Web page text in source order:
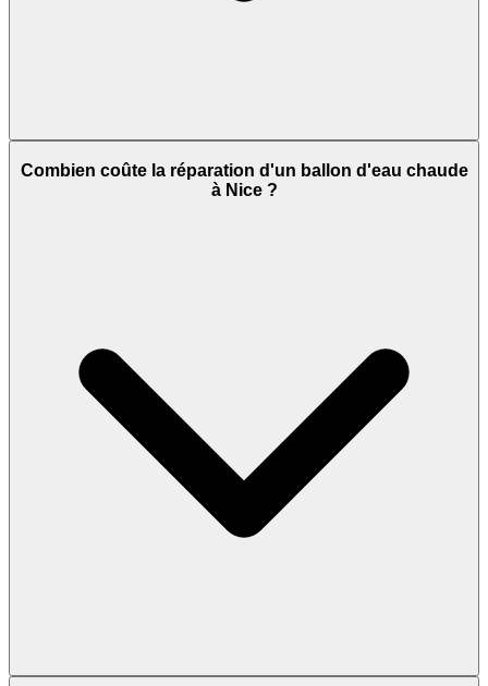
Combien coûte la réparation d'un ballon d'eau chaude
à Nice ?